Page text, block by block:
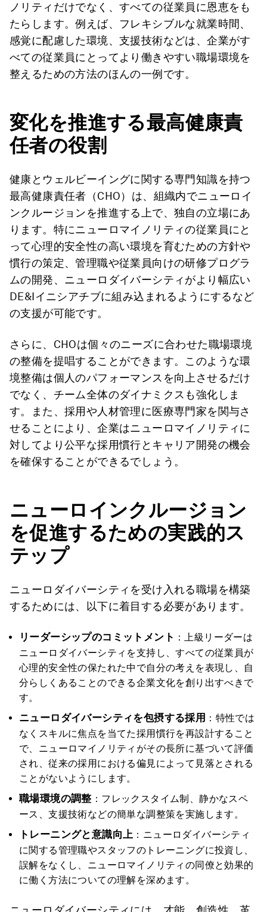
ノリティだけでなく、すべての従業員に恩恵をも
たらします。例えば、フレキシブルな就業時間、
感覚に配慮した環境、支援技術などは、企業がす
べての従業員にとってより働きやすい職場環境を
整えるための方法のほんの一例です。
変化を推進する最高健康責
任者の役割
健康とウェルビーイングに関する専門知識を持つ
最高健康責任者（CHO）は、組織内でニューロイ
ンクルージョンを推進する上で、独自の立場にあ
ります。特にニューロマイノリティの従業員にと
って心理的安全性の高い環境を育むための方針や
慣行の策定、管理職や従業員向けの研修プログラ
ムの開発、ニューロダイバーシティがより幅広い
DE&Iイニシアチブに組み込まれるようにするなど
の支援が可能です。
さらに、CHOは個々のニーズに合わせた職場環境
の整備を提唱することができます。このような環
境整備は個人のパフォーマンスを向上させるだけ
でなく、チーム全体のダイナミクスも強化しま
す。また、採用や人材管理に医療専門家を関与さ
せることにより、企業はニューロマイノリティに
対してより公平な採用慣行とキャリア開発の機会
を確保することができるでしょう。
ニューロインクルージョン
を促進するための実践的ス
テップ
ニューロダイバーシティを受け入れる職場を構築
するためには、以下に着目する必要があります。
リーダーシップのコミットメント ：上級リーダーは
ニューロダイバーシティを支持し、すべての従業員が
心理的安全性の保たれた中で自分の考えを表現し、自
分らしくあることのできる企業文化を創り出すべきで
す。
ニューロダイバーシティを包摂する採用 ：特性では
なくスキルに焦点を当てた採用慣行を再設計すること
で、ニューロマイノリティがその長所に基づいて評価
され、従来の採用における偏見によって見落とされる
ことがないようにします。
職場環境の調整 ：フレックスタイム制、静かなスペ
ース、支援技術などの簡単な調整策を実施します。
トレーニングと意識向上 ：ニューロダイバーシティ
に関する管理職やスタッフのトレーニングに投資し、
誤解をなくし、ニューロマイノリティの同僚と効果的
に働く方法についての理解を深めます。